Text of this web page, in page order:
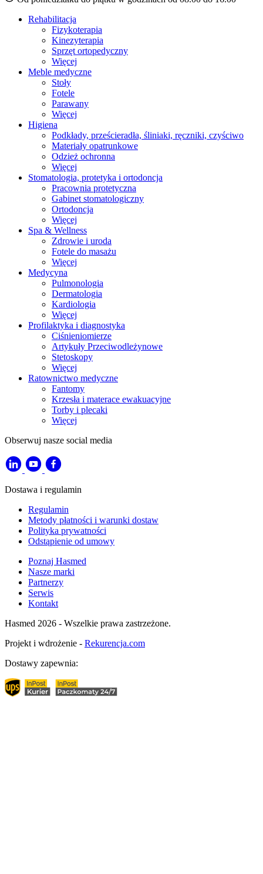
Rehabilitacja
Fizykoterapia
Kinezyterapia
Sprzęt ortopedyczny
Więcej
Meble medyczne
Stoły
Fotele
Parawany
Więcej
Higiena
Podkłady, prześcieradła, śliniaki, ręczniki, czyściwo
Materiały opatrunkowe
Odzież ochronna
Więcej
Stomatologia, protetyka i ortodoncja
Pracownia protetyczna
Gabinet stomatologiczny
Ortodoncja
Więcej
Spa & Wellness
Zdrowie i uroda
Fotele do masażu
Więcej
Medycyna
Pulmonologia
Dermatologia
Kardiologia
Więcej
Profilaktyka i diagnostyka
Ciśnieniomierze
Artykuły Przeciwodleżynowe
Stetoskopy
Więcej
Ratownictwo medyczne
Fantomy
Krzesła i materace ewakuacyjne
Torby i plecaki
Więcej
Obserwuj nasze social media
Dostawa i regulamin
Regulamin
Metody płatności i warunki dostaw
Polityka prywatności
Odstąpienie od umowy
Poznaj Hasmed
Nasze marki
Partnerzy
Serwis
Kontakt
Hasmed 2026 - Wszelkie prawa zastrzeżone.
Projekt i wdrożenie - Rekurencja.com
Dostawy zapewnia: